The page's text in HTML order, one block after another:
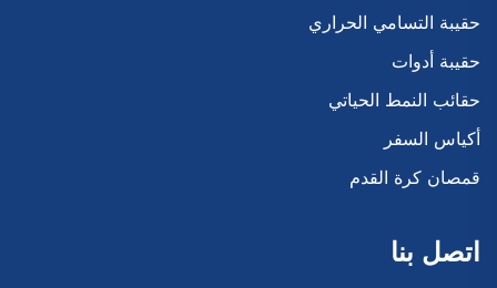
حقيبة التسامي الحراري
حقيبة أدوات
حقائب النمط الحياتي
أكياس السفر
قمصان كرة القدم
اتصل بنا